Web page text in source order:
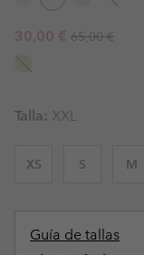
Sale price:
30,00 € Regular price:
65,00 €
Talla: XXL
XS S M
Guía de tallas